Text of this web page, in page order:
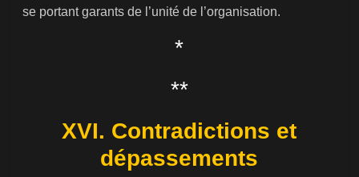
se portant garants de l’unité de l’organisation.
*
**
XVI. Contradictions et
dépassements